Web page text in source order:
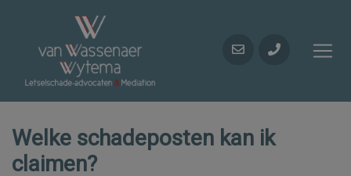
Welke schadeposten kan ik
claimen?